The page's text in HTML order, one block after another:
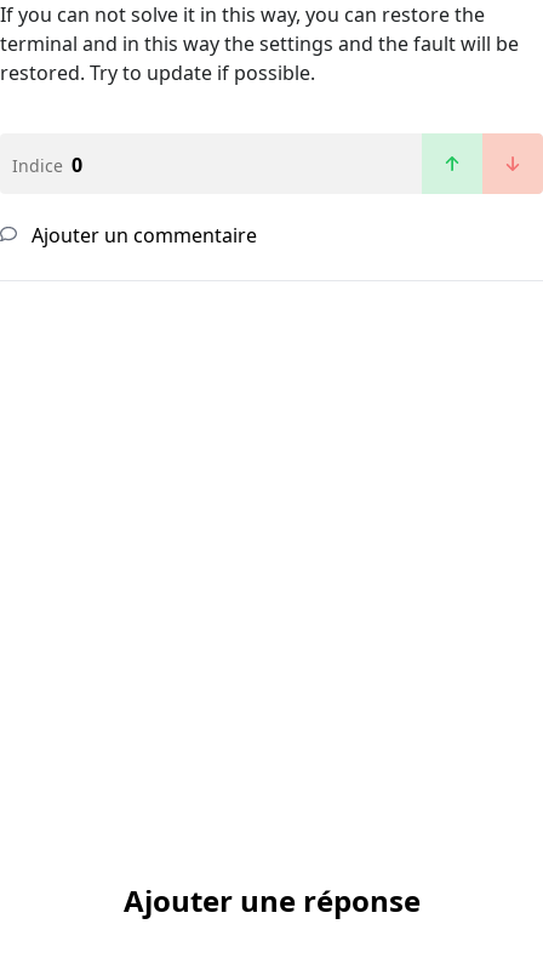
If you can not solve it in this way, you can restore the
terminal and in this way the settings and the fault will be
restored. Try to update if possible.
Indice 0
Ajouter un commentaire
Ajouter une réponse